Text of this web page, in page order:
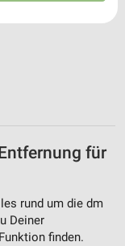
für
rund um die dm
Deiner
finden.
von